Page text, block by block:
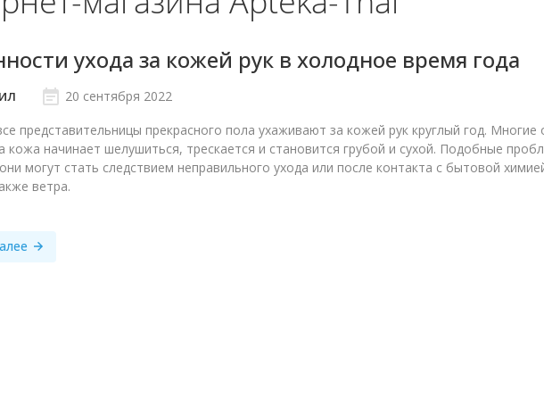
ухода за кожей рук в холодное время года
20 сентября 2022
представительницы прекрасного пола ухаживают за кожей рук круглый год.
кожа начинает шелушиться, трескается и становится грубой и сухой. Подобные
могут стать следствием неправильного ухода или после контакта с бытовой
ветра.